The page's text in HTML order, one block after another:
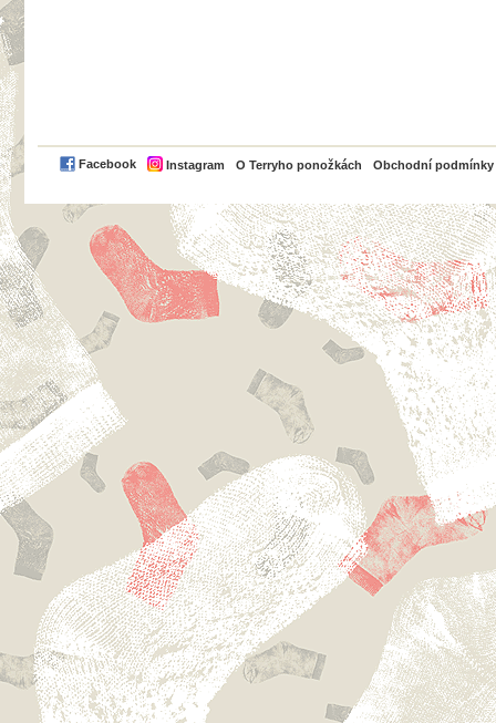
Facebook Instagram O Terryho ponožkách Obchodní podmínky
PayPal